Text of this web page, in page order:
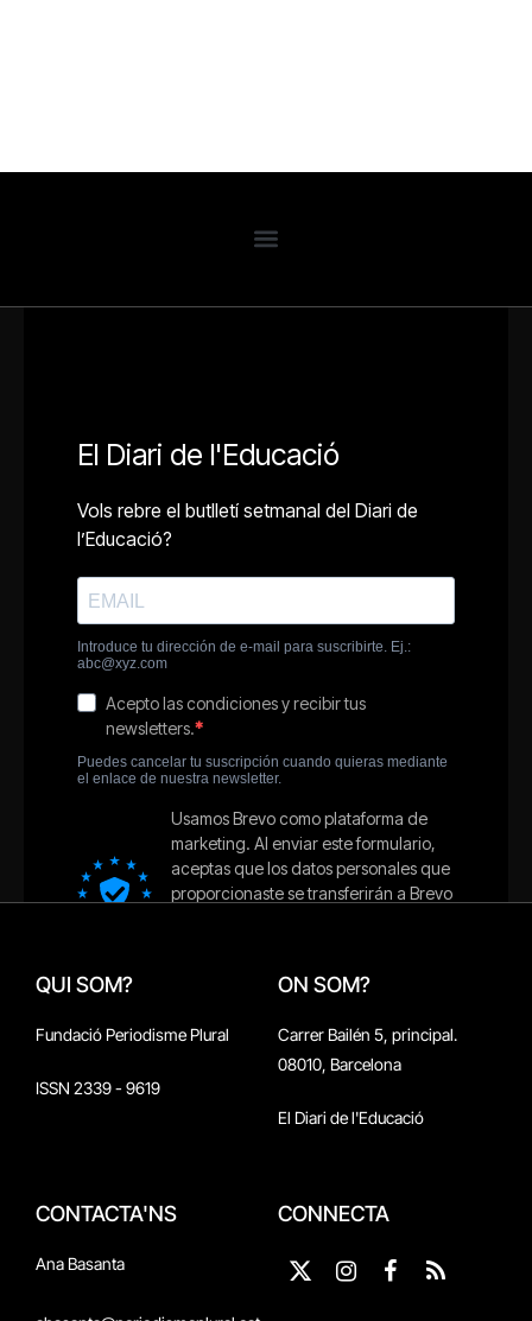
QUI SOM?
Fundació Periodisme Plural
ISSN 2339 - 9619
ON SOM?
Carrer Bailén 5, principal.
08010, Barcelona
El Diari de l'Educació
CONTACTA'NS
Ana Basanta
CONNECTA
X
Instagram
Facebook
RSS